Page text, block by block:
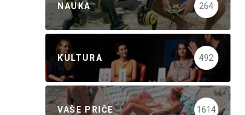
NAUKA 264
KULTURA 492
VAŠE PRIČE 1614